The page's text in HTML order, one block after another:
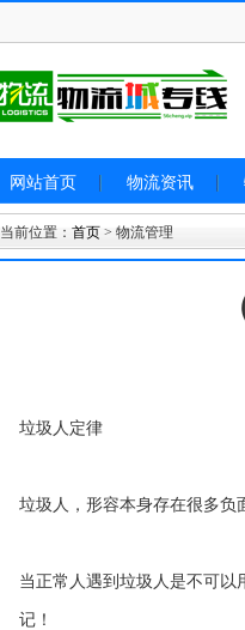
网站首页 物流资讯
当前位置： 首页 > 物流管理
垃圾人定律
垃圾人，形容本身存在很多负
当正常人遇到垃圾人是不可以
记！